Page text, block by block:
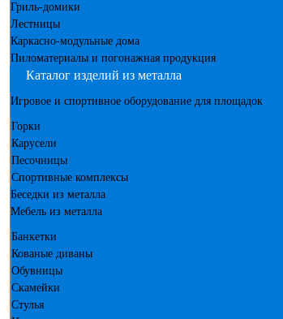
Гриль-домики
Лестницы
Каркасно-модульные дома
Пиломатериалы и погонажная продукция
Каталог изделий из металла
Игровое и спортивное оборудование для площадок
Горки
Карусели
Песочницы
Спортивные комплексы
Беседки из металла
Мебель из металла
Банкетки
Кованые диваны
Обувницы
Скамейки
Стулья